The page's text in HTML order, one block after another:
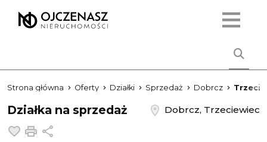
Strona główna Oferty Działki Sprzedaż Dobrcz
Działka na sprzedaż
Dobrcz, Trzeciewiec
Dodaj do ulubionych
Drukuj